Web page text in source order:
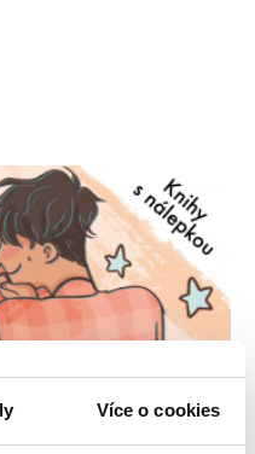
Více o cookies